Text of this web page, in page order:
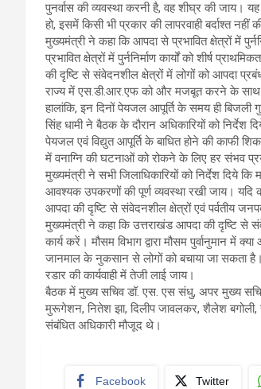
पुनर्वास की व्यवस्था करनी है, वह शीघ्र की जाय।
हो, इसमें किसी भी प्रकार की लापरवाही बर्दाश्त नहीं
मुख्यमंत्री ने कहा कि आपदा से प्रभावित क्षेत्रों में
प्रभावित क्षेत्रों में पुर्ननिर्माण कार्यों को शीर्ष
की दृष्टि से संवेदनशील क्षेत्रों में लोगों को आपदा
राज्य में एस.डी.आर.एफ को और मजबूत करने के साथ
हालांकि, इन दिनों पेयजल आपूर्ति के समय ही बिजली
सिंह धामी ने बैठक के दौरान अधिकारियों को निर्देश
पेयजल एवं विद्युत आपूर्ति के बाधित होने की काफी
में वनाग्नि की घटनाओं को रोकने के लिए हर संभव
मुख्यमंत्री ने सभी जिलाधिकारियों को निर्देश
आवश्यक उपकरणों की पूर्ण व्यवस्था रखी जाय। यदि
आपदा की दृष्टि से संवेदनशील क्षेत्रों एवं पर्वतीय
मुख्यमंत्री ने कहा कि उत्तराखंड आपदा की दृष्टि से
कार्य करें। मौसम विभाग द्वारा मौसम पुर्वानुमान
जानमाल के नुकसान से लोगों को बचाया जा सकता
रडार की कार्यवाही में तेजी लाई जाय।
बैठक में मुख्य सचिव डॉ. एस. एस संधु, अपर मुख्य
मुरूगेशन, नितेश झा, दिलीप जावलकर, शैलेश बगोली,
संबंधित अधिकारी मौजूद थे।
Facebook Twitter